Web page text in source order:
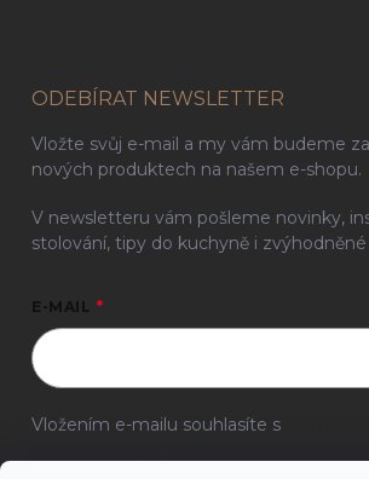
ODEBÍRAT NEWSLETTER
Vložte svůj e-mail a my vám budeme
nových produktech na našem e-shopu.
V newsletteru vám pošleme novinky,
stolování, tipy do kuchyně i zvýhodněné
E-MAIL
Vložením e-mailu souhlasíte s